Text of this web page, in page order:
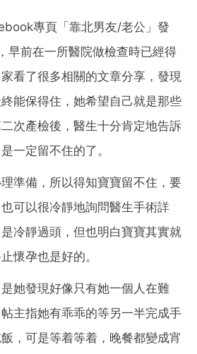
專頁「靠北男友/老公」發
早前在一所醫院做檢查時已經得
看了很多相關的文章分享，發現
能保得住，她希望自己就是那些
次產檢後，醫生十分肯定地告訴
一定留不住的了。
準備，所以得知寶寶留不住，要
可以很冷靜地詢問醫生手術詳
冷靜過頭，但也明白寶寶其實就
懷孕也是好的。
她發現好像只有她一個人在難
主指她有乖乖的等另一半完成手
，可是等着等着，晚餐都變成宵